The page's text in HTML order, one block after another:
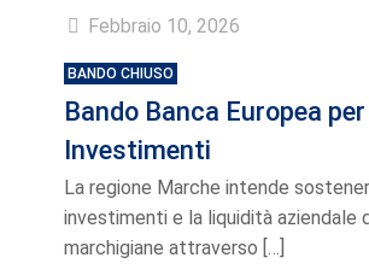
Febbraio 10, 2026
BANDO CHIUSO
Bando Banca Europea
Investimenti
La regione Marche intende
investimenti e la liquidità aziendale
marchigiane attraverso […]